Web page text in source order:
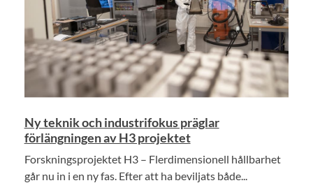
Ny teknik och industrifokus präglar
förlängningen av H3 projektet
Forskningsprojektet H3 – Flerdimensionell hållbarhet
går nu in i en ny fas. Efter att ha beviljats både...